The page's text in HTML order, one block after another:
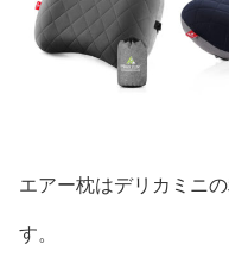
エアー枕はデリカミニ
す。